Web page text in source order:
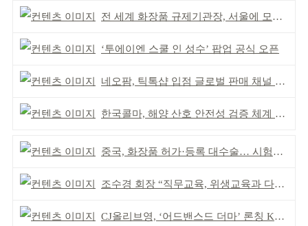
전 세계 화장품 규제기관장, 서울에 모인다
‘투에이엔 스쿨 인 성수’ 팝업 공식 오픈
네오팜, 틱톡샵 입점 글로벌 판매 채널 다각화
한국콜마, 해양 산호 안전성 검증 체계 구축
중국, 화장품 허가·등록 대수술… 시험자료 공용 허용
조수경 회장 “직무교육, 위생교육과 다르다”
CJ올리브영, ‘어드밴스드 더마’ 론칭 K더마 육성 박차